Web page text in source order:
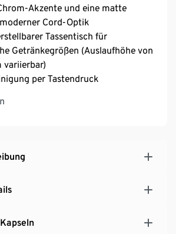
Akzente und eine matte
Cord-Optik
Tassentisch für
Getränkegrößen (Auslaufhöhe von
variierbar)
per Tastendruck​
Füllmenge pro Getränk
der bis zu 6 benutzte Kapseln
während der Kaffeezubereitung​
Abschaltautomatik und
Verhältnis – für den einfachen